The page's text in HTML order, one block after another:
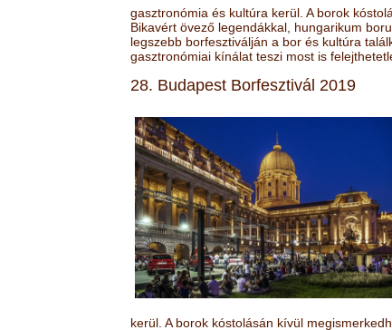
gasztronómia és kultúra kerül. A borok
Bikavért övező legendákkal, hungarikum
legszebb borfesztiválján a bor és kultúra
gasztronómiai kínálat teszi most is
28. Budapest Borfesztivál 2019
kerül. A borok kóstolásán kívül